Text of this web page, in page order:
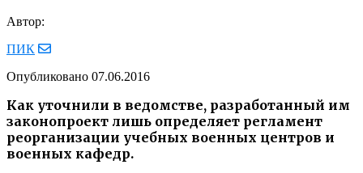
Автор:
ПИК
Опубликовано 07.06.2016
Как уточнили в ведомстве, разработанный им
законопроект лишь определяет регламент
реорганизации учебных военных центров и
военных кафедр.